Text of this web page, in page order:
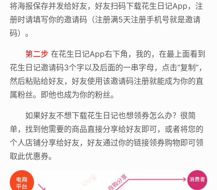
将海报保存并发给好友，好友扫码下载花生日记App，注
册时请填写你的邀请码（注册满5天注册手机号就是邀请
码）。
第二步 在花生日记App右下角，我的，在最上面看到
花生日记邀请码3个字以及后面的一串字母，点击“复制”，
然后粘贴给好友，好友使用该邀请码注册就能成为你的直
属粉丝。即他也成为你的粉丝。
如果好友不想下载花生日记也想领券怎么办？很简
单，找到他需要的商品直接分享给好友即可，或者将您的
个人店铺分享给好友，好友通过你的链接领券购物即可领
取此优惠券。